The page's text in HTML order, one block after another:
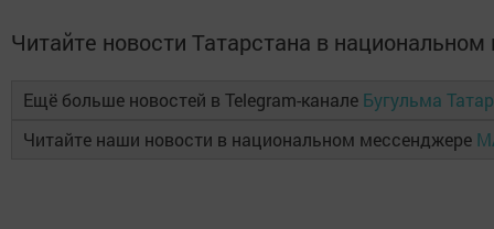
Читайте новости Татарстана в
Ещё больше новостей в Telegram-канале Бугульма
Читайте наши новости в национальном мессенджере